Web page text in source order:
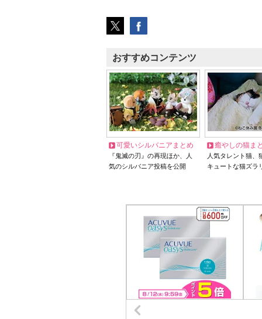
おすすめコンテンツ
可愛いシルバニアまとめ
『鬼滅の刃』の再現ほか、人
気のシルバニア投稿を公開
癒やしの猫ま
人気タレント猫
キュートな猫ズラ